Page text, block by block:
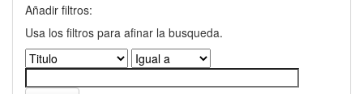
Añadir filtros:
Usa los filtros para afinar la busqueda.